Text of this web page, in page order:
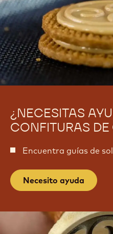
¿NECESITAS
CONFITURAS
Encuentra guías de
Necesito ayuda